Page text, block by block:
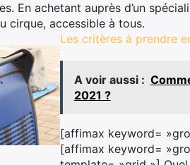
En achetant auprès d’un
cirque, accessible à tous.
Les critères à prendre
A voir aussi :
2021 ?
[affimax keyword=
[affimax keyword=